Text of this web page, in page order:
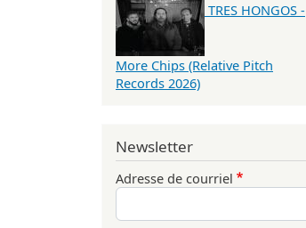
TRES HONGOS -
More Chips (Relative Pitch
Records 2026)
Newsletter
Adresse de courriel